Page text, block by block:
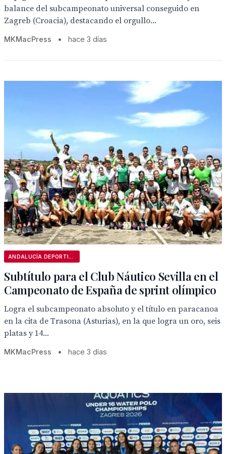
balance del subcampeonato universal conseguido en
Zagreb (Croacia), destacando el orgullo...
MKMacPress • hace 3 días
Subtítulo para el Club Náutico Sevilla en el
Campeonato de España de sprint olímpico
Logra el subcampeonato absoluto y el título en paracanoa
en la cita de Trasona (Asturias), en la que logra un oro, seis
platas y 14...
MKMacPress • hace 3 días